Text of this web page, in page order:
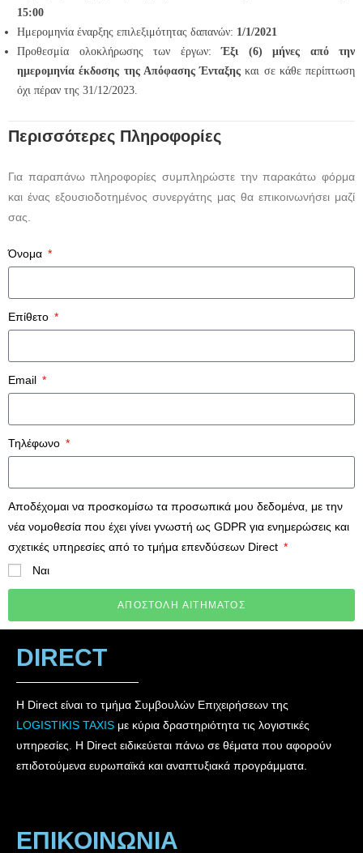
15:00
Ημερομηνία έναρξης επιλεξιμότητας δαπανών: 1/1/2021
Προθεσμία ολοκλήρωσης των έργων:Έξι (6) μήνες από την
ημερομηνία έκδοσης της Απόφασης Ένταξης και σε κάθε περίπτωση
όχι πέραν της 31/12/2023.
Περισσότερες Πληροφορίες
Για παραπάνω πληροφορίες συμπληρώστε την παρακάτω φόρμα
και ένας εξουσιοδοτημένος συνεργάτης μας θα επικοινωνήσει μαζί
σας.
Όνομα
Επίθετο
Email
Τηλέφωνο
Αποδέχομαι να προσκομίσω τα προσωπικά μου δεδομένα, με την
νέα νομοθεσία που έχει γίνει γνωστή ως GDPR για ενημερώσεις και
σχετικές υπηρεσίες από το τμήμα επενδύσεων Direct
Ναι
ΑΠΟΣΤΟΛΗ ΑΙΤΗΜΑΤΟΣ
DIRECT
Η Direct είναι το τμήμα Συμβουλών Επιχειρήσεων της
LOGISTIKIS TAXIS με κύρια δραστηριότητα τις λογιστικές
υπηρεσίες. Η Direct ειδικεύεται πάνω σε θέματα που αφορούν
επιδοτούμενα ευρωπαϊκά και αναπτυξιακά προγράμματα.
ΕΠΙΚΟΙΝΩΝΙΑ